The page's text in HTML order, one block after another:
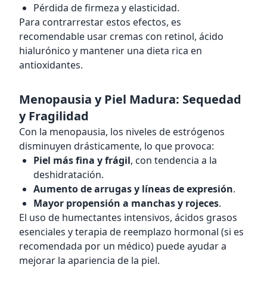
Pérdida de firmeza y elasticidad.
Para contrarrestar estos efectos, es
recomendable usar cremas con retinol, ácido
hialurónico y mantener una dieta rica en
antioxidantes.
Menopausia y Piel Madura: Sequedad
y Fragilidad
Con la menopausia, los niveles de estrógenos
disminuyen drásticamente, lo que provoca:
Piel más fina y frágil, con tendencia a la
deshidratación.
Aumento de arrugas y líneas de expresión.
Mayor propensión a manchas y rojeces.
El uso de humectantes intensivos, ácidos grasos
esenciales y terapia de reemplazo hormonal (si es
recomendada por un médico) puede ayudar a
mejorar la apariencia de la piel.